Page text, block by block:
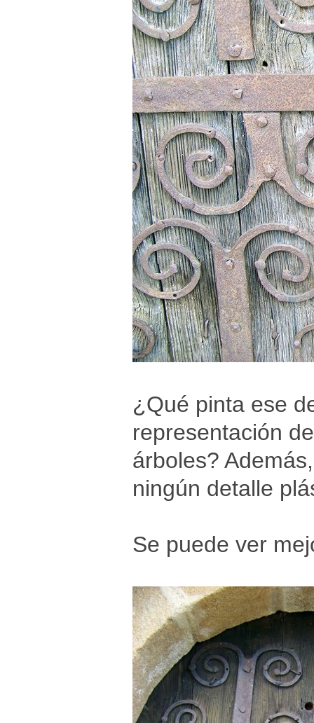
¿Qué pinta ese
representación
árboles?
ningún detalle
Se puede ver